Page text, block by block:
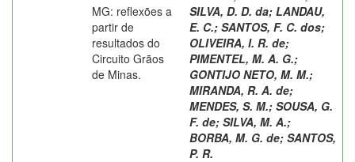
MG: reflexões a
partir de
resultados do
Circuito Grãos
de Minas.
SILVA, D. D. da; LANDAU,
E. C.; SANTOS, F. C. dos;
OLIVEIRA, I. R. de;
PIMENTEL, M. A. G.;
GONTIJO NETO, M. M.;
MIRANDA, R. A. de;
MENDES, S. M.; SOUSA, G.
F. de; SILVA, M. A.;
BORBA, M. G. de; SANTOS,
P. R.